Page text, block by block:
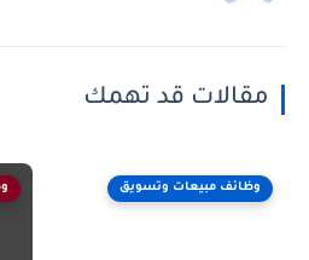
مقالات قد تهمك
وظائف مبيعات وتسويق